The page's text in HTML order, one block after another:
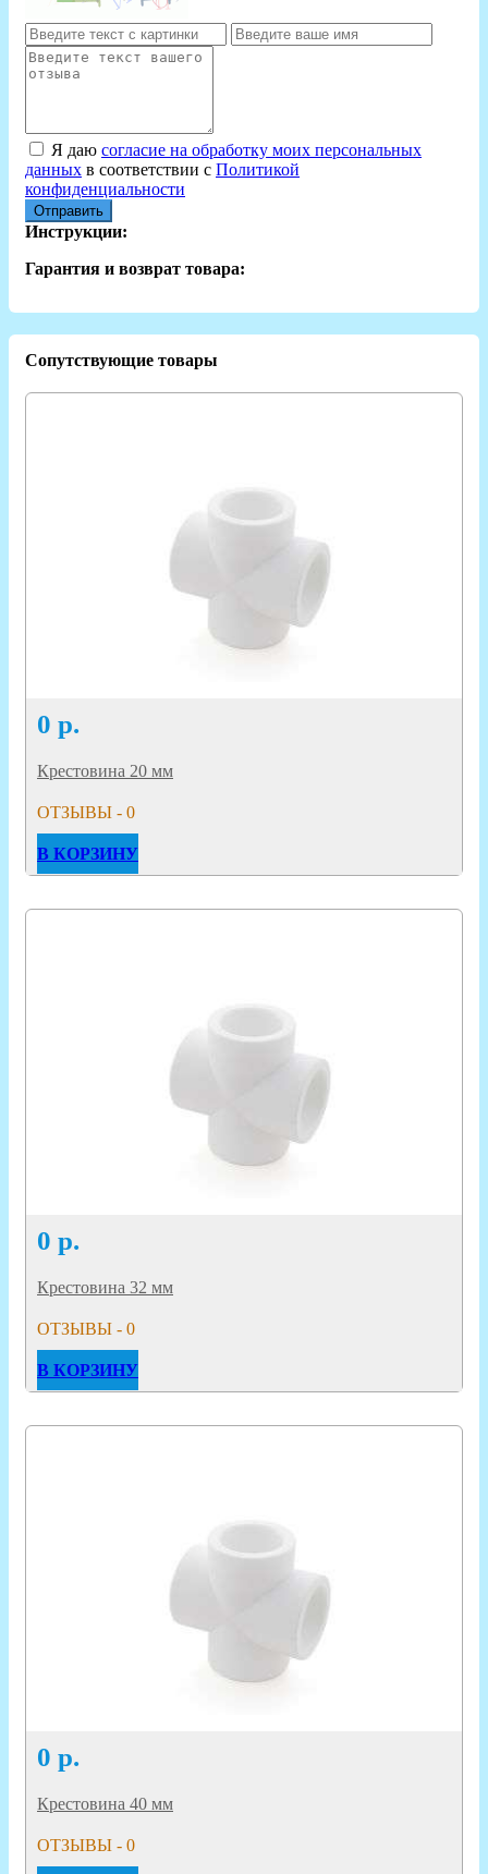
Я даю согласие на обработку моих персональных
данных в соответствии с Политикой
конфиденциальности
Отправить
Инструкции:
Гарантия и возврат товара:
Сопутствующие товары
0 р.
Крестовина 20 мм
ОТЗЫВЫ - 0
В КОРЗИНУ
0 р.
Крестовина 32 мм
ОТЗЫВЫ - 0
В КОРЗИНУ
0 р.
Крестовина 40 мм
ОТЗЫВЫ - 0